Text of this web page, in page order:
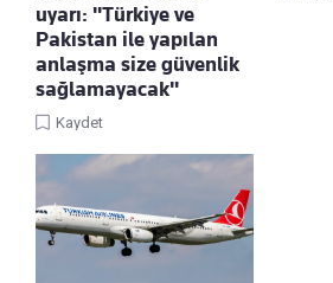
uyarı: "Türkiye ve
Pakistan ile yapılan
anlaşma size güvenlik
sağlamayacak"
Kaydet